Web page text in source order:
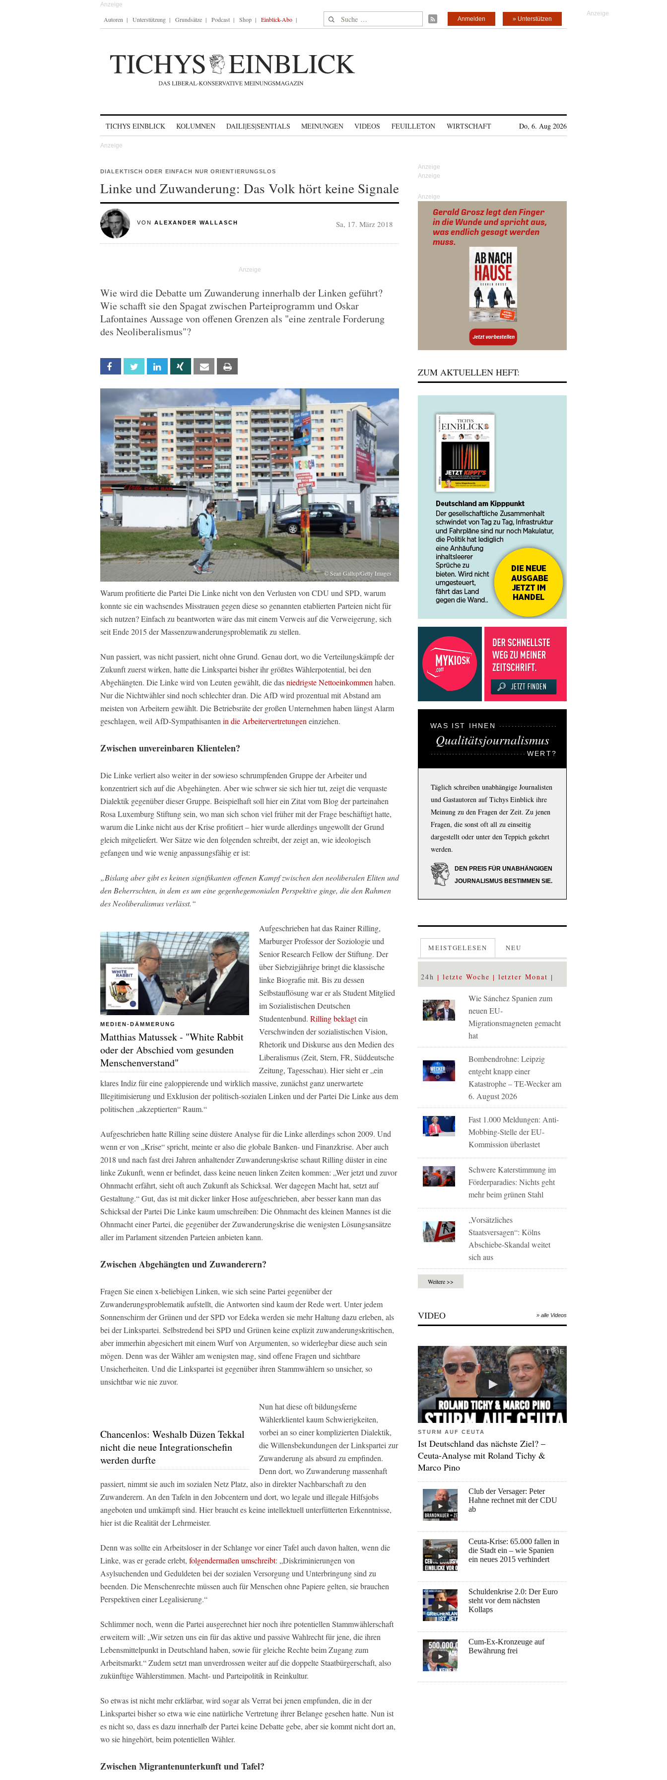
Autoren Unterstützung Grundsätze Podcast Shop Einblick-Abo Suche nach: » Unterstützen
Anmelden
TICHYS EINBLICK KOLUMNEN DAILI|ES|SENTIALS MEINUNGEN VIDEOS FEUILLETON WIRTSCHAFT Do, 6. Aug 2026
DIALEKTISCH ODER EINFACH NUR ORIENTIERUNGSLOS
Linke und Zuwanderung: Das Volk hört keine Signale
VON ALEXANDER WALLASCH Sa, 17. März 2018
Wie wird die Debatte um Zuwanderung innerhalb der Linken geführt?
Wie schafft sie den Spagat zwischen Parteiprogramm und Oskar
Lafontaines Aussage von offenen Grenzen als "eine zentrale Forderung
des Neoliberalismus"?
Facebook Twitter Linkedin Xing Email
© Sean Gallup/Getty Images
Warum profitierte die Partei Die Linke nicht von den Verlusten von CDU und SPD, warum
konnte sie ein wachsendes Misstrauen gegen diese so genannten etablierten Parteien nicht für
sich nutzen? Einfach zu beantworten wäre das mit einem Verweis auf die Verweigerung, sich
seit Ende 2015 der Massenzuwanderungsproblematik zu stellen.
Nun passiert, was nicht passiert, nicht ohne Grund. Genau dort, wo die Verteilungskämpfe der
Zukunft zuerst wirken, hatte die Linkspartei bisher ihr größtes Wählerpotential, bei den
Abgehängten. Die Linke wird von Leuten gewählt, die dasniedrigste Nettoeinkommenhaben.
Nur die Nichtwähler sind noch schlechter dran. Die AfD wird prozentual mit Abstand am
meisten von Arbeitern gewählt. Die Betriebsräte der großen Unternehmen haben längst Alarm
geschlagen, weil AfD-Sympathisantenin die Arbeitervertretungeneinziehen.
Zwischen unvereinbaren Klientelen?
Die Linke verliert also weiter in der sowieso schrumpfenden Gruppe der Arbeiter und
konzentriert sich auf die Abgehängten. Aber wie schwer sie sich hier tut, zeigt die verquaste
Dialektik gegenüber dieser Gruppe. Beispielhaft soll hier ein Zitat vom Blog der parteinahen
Rosa Luxemburg Stiftung sein, wo man sich schon viel früher mit der Frage beschäftigt hatte,
warum die Linke nicht aus der Krise profitiert – hier wurde allerdings ungewollt der Grund
gleich mitgeliefert. Wer Sätze wie den folgenden schreibt, der zeigt an, wie ideologisch
gefangen und wie wenig anpassungsfähig er ist:
„Bislang aber gibt es keinen signifikanten offenen Kampf zwischen den neoliberalen Eliten und
den Beherrschten, in dem es um eine gegenhegemonialen Perspektive ginge, die den Rahmen
des Neoliberalismus verlässt.“
MEDIEN-DÄMMERUNG
Matthias Matussek - "White Rabbit
oder der Abschied vom gesunden
Menschenverstand"
Aufgeschrieben hat das Rainer Rilling,
Marburger Professor der Soziologie und
Senior Research Fellow der Stiftung. Der
über Siebzigjährige bringt die klassische
linke Biografie mit. Bis zu dessen
Selbstauflösung war er als Student Mitglied
im Sozialistischen Deutschen
Studentenbund. Rilling beklagtein
Verschwinden der sozialistischen Vision,
Rhetorik und Diskurse aus den Medien des
Liberalismus (Zeit, Stern, FR, Süddeutsche
Zeitung, Tagesschau). Hier sieht er „ein
klares Indiz für eine galoppierende und wirklich massive, zunächst ganz unerwartete
Illegitimisierung und Exklusion der politisch-sozialen Linken und der Partei Die Linke aus dem
politischen „akzeptierten“ Raum.“
Aufgeschrieben hatte Rilling seine düstere Analyse für die Linke allerdings schon 2009. Und
wenn er von „Krise“ spricht, meinte er also die globale Banken- und Finanzkrise. Aber auch
2018 und nach fast drei Jahren anhaltender Zuwanderungskrise schaut Rilling düster in eine
linke Zukunft, wenn er befindet, dass keine neuen linken Zeiten kommen: „Wer jetzt und zuvor
Ohnmacht erfährt, sieht oft auch Zukunft als Schicksal. Wer dagegen Macht hat, setzt auf
Gestaltung.“ Gut, das ist mit dicker linker Hose aufgeschrieben, aber besser kann man das
Schicksal der Partei Die Linke kaum umschreiben: Die Ohnmacht des kleinen Mannes ist die
Ohnmacht einer Partei, die gegenüber der Zuwanderungskrise die wenigsten Lösungsansätze
aller im Parlament sitzenden Parteien anbieten kann.
Zwischen Abgehängten und Zuwanderern?
Fragen Sie einen x-beliebigen Linken, wie sich seine Partei gegenüber der
Zuwanderungsproblematik aufstellt, die Antworten sind kaum der Rede wert. Unter jedem
Sonnenschirm der Grünen und der SPD vor Edeka werden sie mehr Haltung dazu erleben, als
bei der Linkspartei. Selbstredend bei SPD und Grünen keine explizit zuwanderungskritischen,
aber immerhin abgesichert mit einem Wurf von Argumenten, so widerlegbar diese auch sein
mögen. Denn was der Wähler am wenigsten mag, sind offene Fragen und sichtbare
Unsicherheiten. Und die Linkspartei ist gegenüber ihren Stammwählern so unsicher, so
unsichtbar wie nie zuvor.
Chancenlos: Weshalb Düzen Tekkal
nicht die neue Integrationschefin
werden durfte
Nun hat diese oft bildungsferne
Wählerklientel kaum Schwierigkeiten,
vorbei an so einer komplizierten Dialektik,
die Willensbekundungen der Linkspartei zur
Zuwanderung als absurd zu empfinden.
Denn dort, wo Zuwanderung massenhaft
passiert, nimmt sie auch im sozialen Netz Platz, also in direkter Nachbarschaft zu den
Zuwanderern. An den Tafeln in den Jobcentern und dort, wo legale und illegale Hilfsjobs
angeboten und umkämpft sind. Hier braucht es keine intellektuell unterfütterten Erkenntnisse,
hier ist die Realität der Lehrmeister.
Denn was sollte ein Arbeitsloser in der Schlange vor einer Tafel auch davon halten, wenn die
Linke, was er gerade erlebt, folgendermaßen umschreibt: „Diskriminierungen von
Asylsuchenden und Geduldeten bei der sozialen Versorgung und Unterbringung sind zu
beenden. Die Menschenrechte müssen auch für Menschen ohne Papiere gelten, sie brauchen
Perspektiven einer Legalisierung.“
Schlimmer noch, wenn die Partei ausgerechnet hier noch ihre potentiellen Stammwählerschaft
erweitern will: „Wir setzen uns ein für das aktive und passive Wahlrecht für jene, die ihren
Lebensmittelpunkt in Deutschland haben, sowie für gleiche Rechte beim Zugang zum
Arbeitsmarkt.“ Zudem setzt man unverdrossen weiter auf die doppelte Staatbürgerschaft, also
zukünftige Wählerstimmen. Macht- und Parteipolitik in Reinkultur.
So etwas ist nicht mehr erklärbar, wird sogar als Verrat bei jenen empfunden, die in der
Linkspartei bisher so etwa wie eine natürliche Vertretung ihrer Belange gesehen hatte. Nun ist
es nicht so, dass es dazu innerhalb der Partei keine Debatte gebe, aber sie kommt nicht dort an,
wo sie hingehört, beim potentiellen Wähler.
Zwischen Migrantenunterkunft und Tafel?
Anzeige
ZUM AKTUELLEN HEFT:
WAS IST IHNEN
Qualitätsjournalismus
WERT?
Täglich schreiben unabhängige Journalisten
und Gastautoren auf Tichys Einblick ihre
Meinung zu den Fragen der Zeit. Zu jenen
Fragen, die sonst oft all zu einseitig
dargestellt oder unter den Teppich gekehrt
werden.
DEN PREIS FÜR UNABHÄNGIGEN
JOURNALISMUS BESTIMMEN SIE.
MEISTGELESEN NEU
24h letzte Woche letzter Monat
Wie Sánchez Spanien zum
neuen EU-
Migrationsmagneten gemacht
hat
Bombendrohne: Leipzig
entgeht knapp einer
Katastrophe – TE-Wecker am
6. August 2026
Fast 1.000 Meldungen: Anti-
Mobbing-Stelle der EU-
Kommission überlastet
Schwere Katerstimmung im
Förderparadies: Nichts geht
mehr beim grünen Stahl
„Vorsätzliches
Staatsversagen“: Kölns
Abschiebe-Skandal weitet
sich aus
Weitere >>
VIDEO » alle Videos
STURM AUF CEUTA
Ist Deutschland das nächste Ziel? –
Ceuta-Analyse mit Roland Tichy &
Marco Pino
Club der Versager: Peter
Hahne rechnet mit der CDU
ab
Ceuta-Krise: 65.000 fallen in
die Stadt ein – wie Spanien
ein neues 2015 verhindert
Schuldenkrise 2.0: Der Euro
steht vor dem nächsten
Kollaps
Cum-Ex-Kronzeuge auf
Bewährung frei